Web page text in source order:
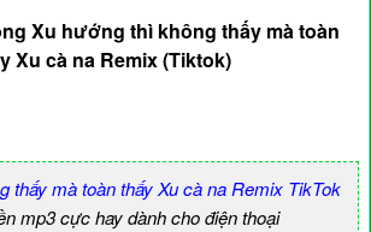
Xu hướng thì không thấy mà toàn
Xu cà na Remix (Tiktok)
thấy mà toàn thấy Xu cà na Remix TikTok
mp3 cực hay dành cho điện thoại